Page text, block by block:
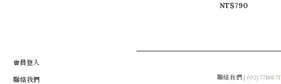
會員登入
聯絡我們
NT$790
聯絡我們 |